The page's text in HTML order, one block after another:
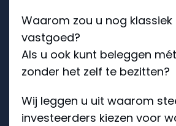
Waarom zou u nog
vastgoed?
Als u ook kunt beleggen
zonder het zelf te bezitten?
Wij leggen u uit waarom
investeerders kiezen voor